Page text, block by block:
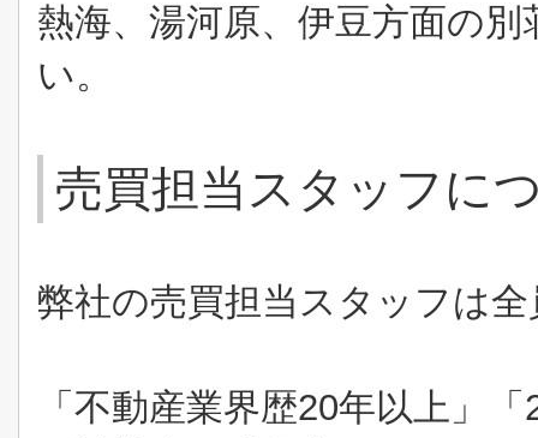
熱海、湯河原、伊豆方面の
い。
売買担当スタッフに
弊社の売買担当スタッフは
「不動産業界歴20年以上」「